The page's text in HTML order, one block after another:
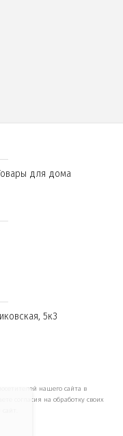
5к3
нашего сайта в
согласия на обработку своих
для дома